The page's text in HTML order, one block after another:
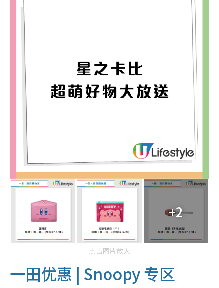
+2
点击图片放大
一田优惠 | Snoopy 专区